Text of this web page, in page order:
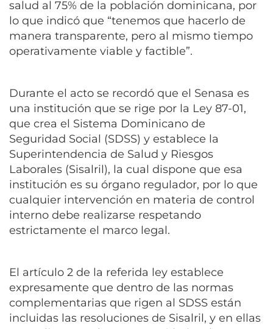
salud al 75% de la población dominicana, por
lo que indicó que “tenemos que hacerlo de
manera transparente, pero al mismo tiempo
operativamente viable y factible”.
Durante el acto se recordó que el Senasa es
una institución que se rige por la Ley 87-01,
que crea el Sistema Dominicano de
Seguridad Social (SDSS) y establece la
Superintendencia de Salud y Riesgos
Laborales (Sisalril), la cual dispone que esa
institución es su órgano regulador, por lo que
cualquier intervención en materia de control
interno debe realizarse respetando
estrictamente el marco legal.
El artículo 2 de la referida ley establece
expresamente que dentro de las normas
complementarias que rigen al SDSS están
incluidas las resoluciones de Sisalril, y en ellas